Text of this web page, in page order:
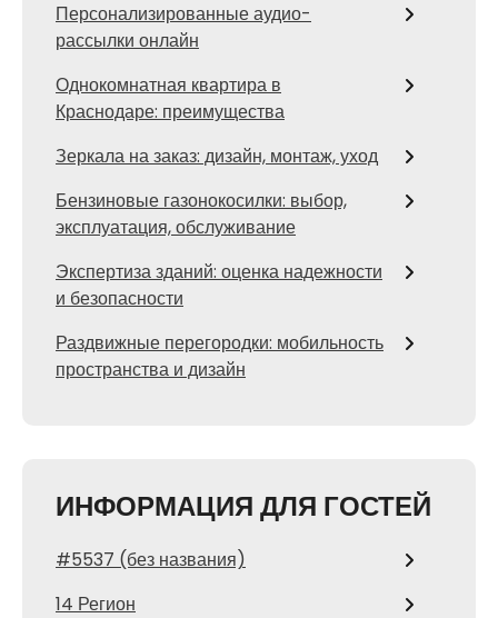
Персонализированные аудио-
рассылки онлайн
Однокомнатная квартира в
Краснодаре: преимущества
Зеркала на заказ: дизайн, монтаж, уход
Бензиновые газонокосилки: выбор,
эксплуатация, обслуживание
Экспертиза зданий: оценка надежности
и безопасности
Раздвижные перегородки: мобильность
пространства и дизайн
ИНФОРМАЦИЯ ДЛЯ ГОСТЕЙ
#5537 (без названия)
14 Регион